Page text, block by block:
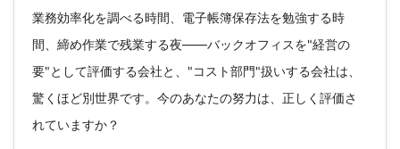
業務効率化を調べる時間、電子帳簿保存法を勉強する時
間、締め作業で残業する夜——バックオフィスを"経営の
要"として評価する会社と、"コスト部門"扱いする会社は、
驚くほど別世界です。今のあなたの努力は、正しく評価さ
れていますか？